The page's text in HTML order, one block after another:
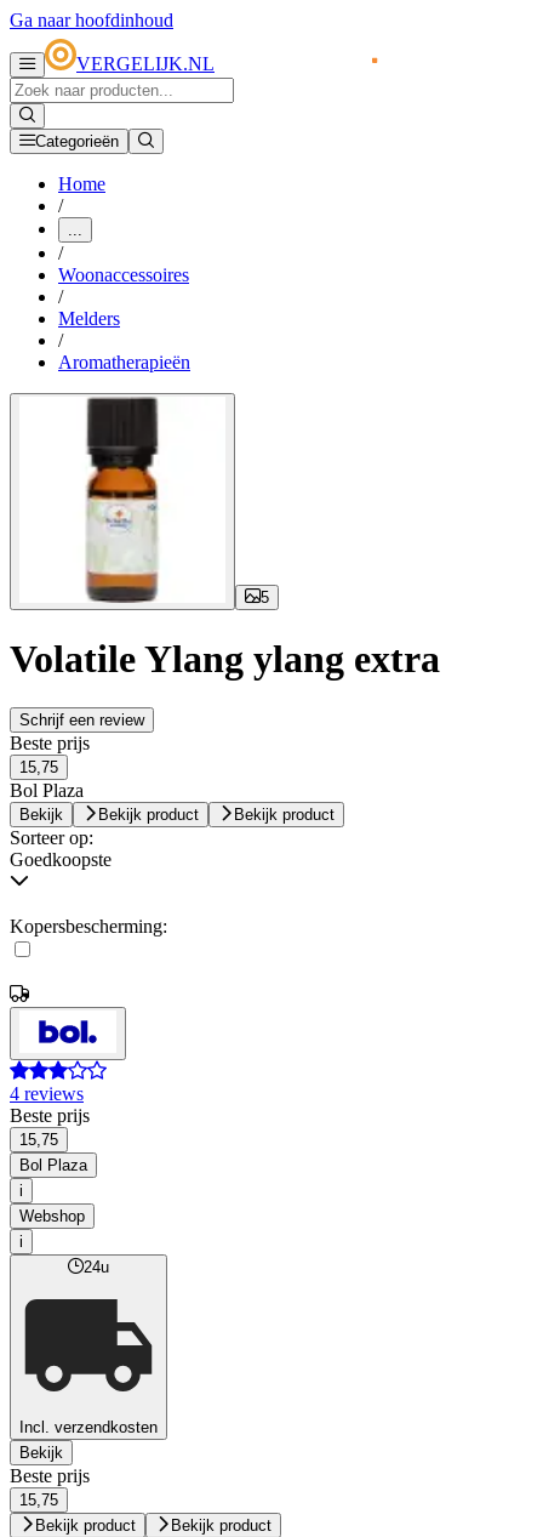
Ga naar hoofdinhoud
VERGELIJK.NL
Categorieën
Home
/
...
/
Woonaccessoires
/
Melders
/
Aromatherapieën
5
Volatile Ylang ylang extra
Schrijf een review
Beste prijs
15,75
Bol Plaza
Bekijk Bekijk product Bekijk product
Sorteer op:
Goedkoopste
Kopersbescherming:
4 reviews
Beste prijs
15,75
Bol Plaza
i
Webshop
i
24u
Incl. verzendkosten
Bekijk
Beste prijs
15,75
Bekijk product
Bekijk product